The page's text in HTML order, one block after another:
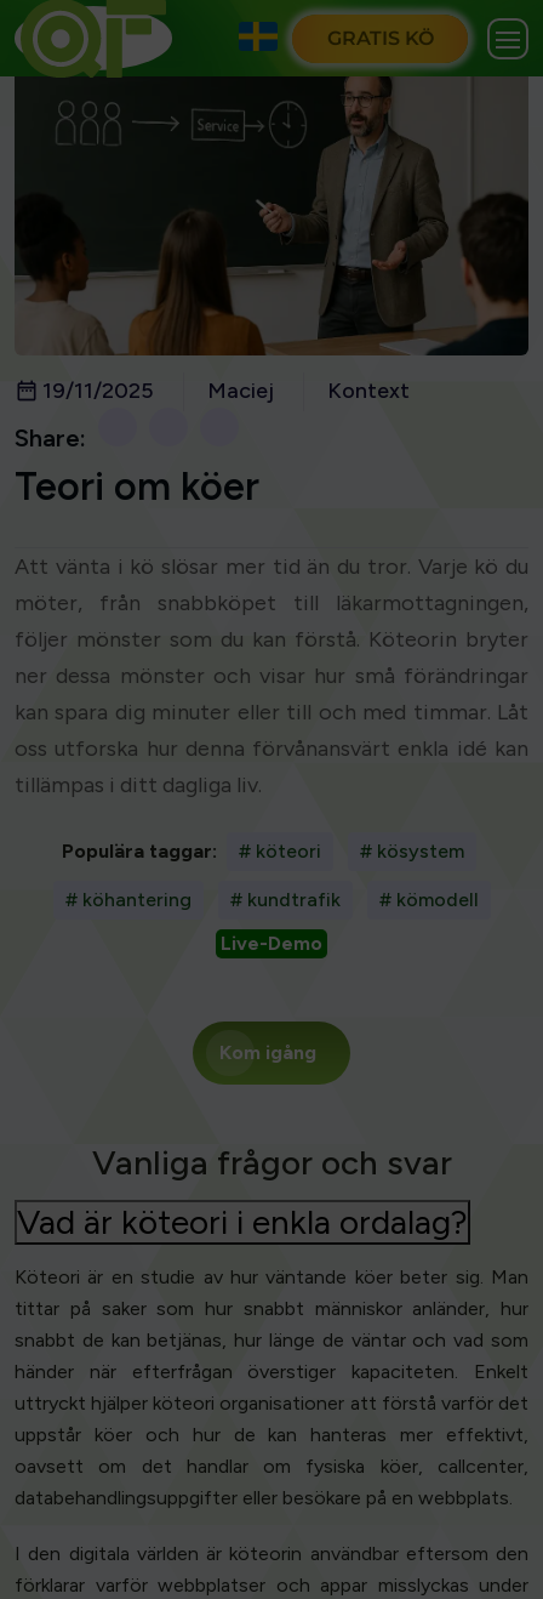
GRATIS KÖ
19/11/2025 Maciej Kontext
Share:
Teori om köer
Att vänta i kö slösar mer tid än du tror. Varje kö du
möter, från snabbköpet till läkarmottagningen,
följer mönster som du kan förstå. Köteorin bryter
ner dessa mönster och visar hur små förändringar
kan spara dig minuter eller till och med timmar. Låt
oss utforska hur denna förvånansvärt enkla idé kan
tillämpas i ditt dagliga liv.
Populära taggar: # köteori # kösystem
# köhantering # kundtrafik
# kömodell
Live-Demo
Kom igång
Vanliga frågor och svar
Vad är köteori i enkla ordalag?
Köteori är en studie av hur väntande köer beter sig. Man
tittar på saker som hur snabbt människor anländer, hur
snabbt de kan betjänas, hur länge de väntar och vad som
händer när efterfrågan överstiger kapaciteten. Enkelt
uttryckt hjälper köteori organisationer att förstå varför det
uppstår köer och hur de kan hanteras mer effektivt,
oavsett om det handlar om fysiska köer, callcenter,
databehandlingsuppgifter eller besökare på en webbplats.
I den digitala världen är köteorin användbar eftersom den
förklarar varför webbplatser och appar misslyckas under